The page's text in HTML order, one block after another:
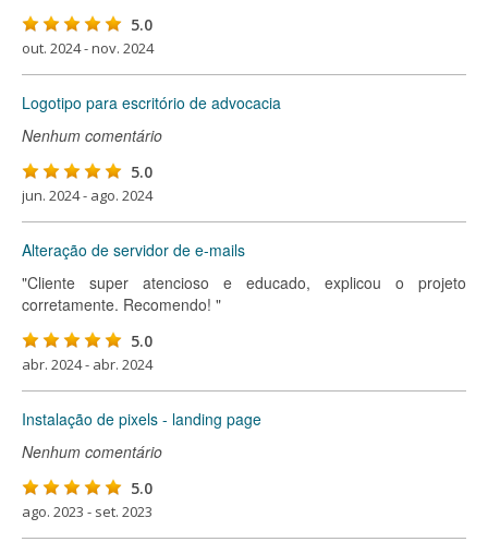
5.0
out. 2024 - nov. 2024
Logotipo para escritório de advocacia
Nenhum comentário
5.0
jun. 2024 - ago. 2024
Alteração de servidor de e-mails
"Cliente super atencioso e educado, explicou o projeto
corretamente. Recomendo! "
5.0
abr. 2024 - abr. 2024
Instalação de pixels - landing page
Nenhum comentário
5.0
ago. 2023 - set. 2023